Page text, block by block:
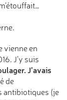
vienne en
J’y suis
J’avais
de
antibiotiques (je